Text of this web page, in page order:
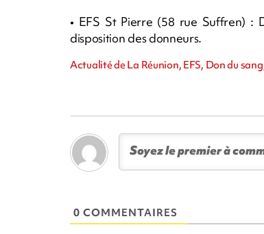
• EFS St Pierre (58 rue Suffren)
disposition des donneurs.
Actualité de La Réunion, EFS, Don du
0 COMMENTAIRES